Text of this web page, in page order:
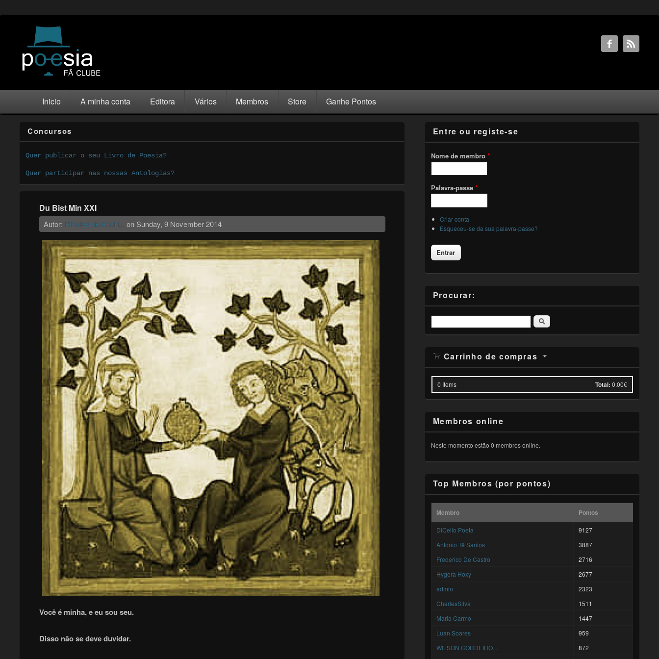
Inicio A minha conta Editora Vários Membros Store Ganhe Pontos
Concursos
Quer publicar o seu Livro de Poesia?
Quer participar nas nossas Antologias?
Du Bist Min XXI
Autor: Rhodys de Rodri... on Sunday, 9 November 2014
Você é minha, e eu sou seu.
Disso não se deve duvidar.
Entre ou registe-se
Nome de membro *
Palavra-passe *
Criar conta
Esqueceu-se da sua palavra-passe?
Procurar:
Pesquisar
Carrinho de compras
0 Items Total: 0.00€
Membros online
Neste momento estão 0 membros online.
Top Membros (por pontos)
Membro Pontos
DiCello Poeta
9127
António Tê Santos
3887
Frederico De Castro
2716
Hygora Hoxy
2677
admin
2323
CharlesSilva
1511
Maria Carmo
1447
Luan Soares
959
WILSON CORDEIRO...
872